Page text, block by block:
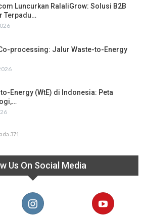
Luncurkan RalaliGrow: Solusi B2B
Terpadu…
Co-processing: Jalur Waste-to-Energy
Energy (WtE) di Indonesia: Peta
371
Us On Social Media